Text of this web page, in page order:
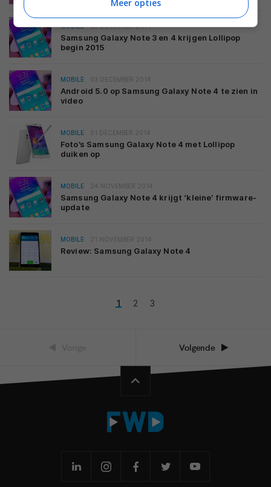
MOBILE 05 DECEMBER 2014
Samsung Galaxy Note 3 en 4 krijgen Lollipop
begin 2015
MOBILE 03 DECEMBER 2014
Android 5.0 op Samsung Galaxy Note 4 te zien in
video
MOBILE 01 DECEMBER 2014
Foto’s Samsung Galaxy Note 4 met Lollipop
duiken op
MOBILE 24 NOVEMBER 2014
Samsung Galaxy Note 4 krijgt ‘kleine’ firmware-
update
MOBILE 21 NOVEMBER 2014
Review: Samsung Galaxy Note 4
1 2 3
Volgende
Meer opties